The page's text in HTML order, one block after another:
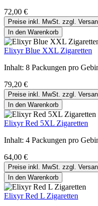
72,00 €
Preise inkl. MwSt. zzgl.
In den Warenkorb
Elixyr Blue XXL Zigaretten
Inhalt: 8 Packungen pro
79,20 €
Preise inkl. MwSt. zzgl.
In den Warenkorb
Elixyr Red 5XL Zigaretten
Inhalt: 4 Packungen pro
64,00 €
Preise inkl. MwSt. zzgl.
In den Warenkorb
Elixyr Red L Zigaretten